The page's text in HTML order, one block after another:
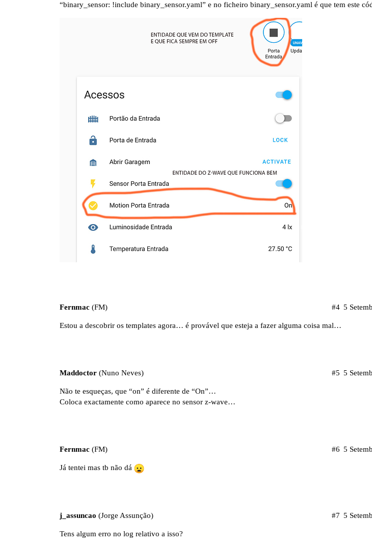
“binary_sensor: !include binary_sensor.yaml” e no ficheiro binary_sensor.yaml é que tem este
Fernmac (FM) 5
#4
Estou a descobrir os templates agora… é provável que esteja a fazer alguma coisa mal…
Maddoctor (Nuno Neves) 5
#5
Não te esqueças, que “on” é diferente de “On”…
Coloca exactamente como aparece no sensor z-wave…
Fernmac (FM) 5
#6
Já tentei mas tb não dá
j_assuncao (Jorge Assunção) 5
#7
Tens algum erro no log relativo a isso?